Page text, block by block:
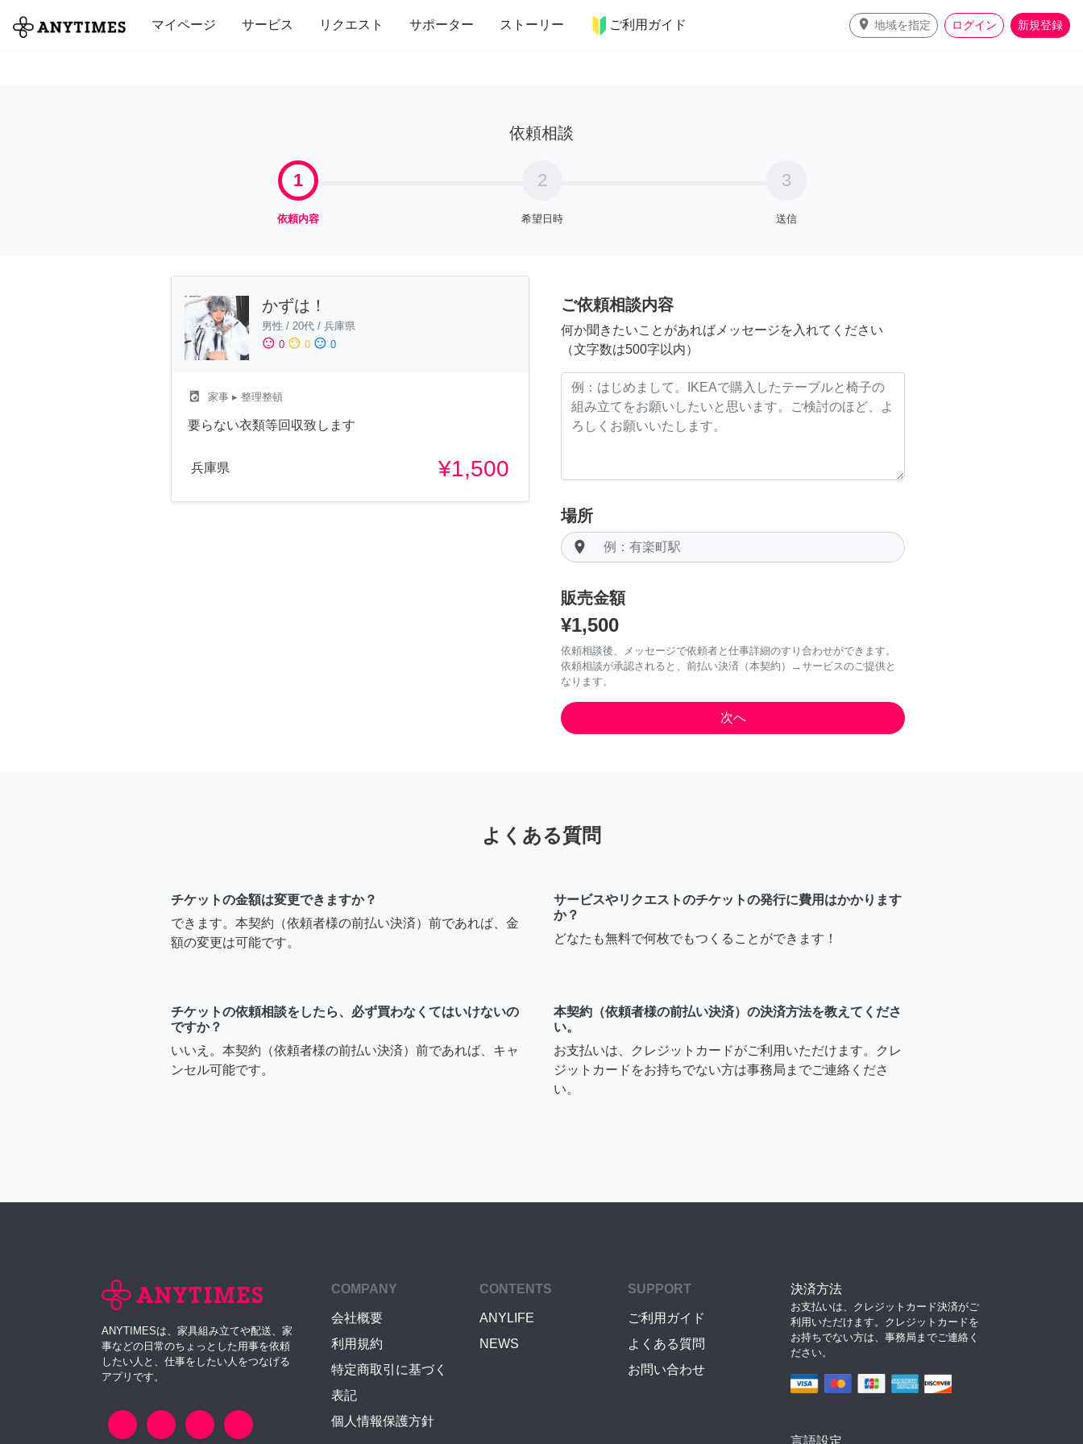
マイページ サービス リクエスト サポーター ストーリー ご利用ガイド place 地域を指定 ログイン 新規登録
全て 修理・組立 家事 引っ越し インテリア 趣味・習い事 ペット 料理
依頼相談
1
依頼内容
2
希望日時
3
送信
かずは！
男性 / 20代 / 兵庫県
sentiment_satisfied 0 sentiment_neutral 0 sentiment_dissatisfied 0
local_laundry_service 家事 ▸ 整理整頓
要らない衣類等回収致します
兵庫県 ¥1,500
ご依頼相談内容
何か聞きたいことがあればメッセージを入れてください
（文字数は500字以内）
場所
room
販売金額
¥1,500
依頼相談後、メッセージで依頼者と仕事詳細のすり合わせができます。
依頼相談が承認されると、前払い決済（本契約）→サービスのご提供と
なります。
よくある質問
チケットの金額は変更できますか？
できます。本契約（依頼者様の前払い決済）前であれば、金
額の変更は可能です。
サービスやリクエストのチケットの発行に費用はかかります
か？
どなたも無料で何枚でもつくることができます！
チケットの依頼相談をしたら、必ず買わなくてはいけないの
ですか？
いいえ。本契約（依頼者様の前払い決済）前であれば、キャ
ンセル可能です。
本契約（依頼者様の前払い決済）の決済方法を教えてくださ
い。
お支払いは、クレジットカードがご利用いただけます。クレ
ジットカードをお持ちでない方は事務局までご連絡くださ
い。
ANYTIMESは、家具組み立てや配送、家
事などの日常のちょっとした用事を依頼
したい人と、仕事をしたい人をつなげる
アプリです。
COMPANY
会社概要
利用規約
特定商取引に基づく
表記
個人情報保護方針
CONTENTS
ANYLIFE
NEWS
SUPPORT
ご利用ガイド
よくある質問
お問い合わせ
決済方法
お支払いは、クレジットカード決済がご
利用いただけます。クレジットカードを
お持ちでない方は、事務局までご連絡く
ださい。
言語設定